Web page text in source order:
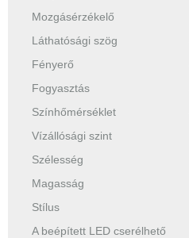
Mozgásérzékelő
Láthatósági szög
Fényerő
Fogyasztás
Színhőmérséklet
Vízállósági szint
Szélesség
Magasság
Stílus
A beépített LED cserélhető